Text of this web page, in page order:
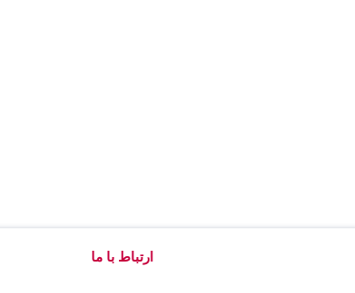
ارتباط با ما